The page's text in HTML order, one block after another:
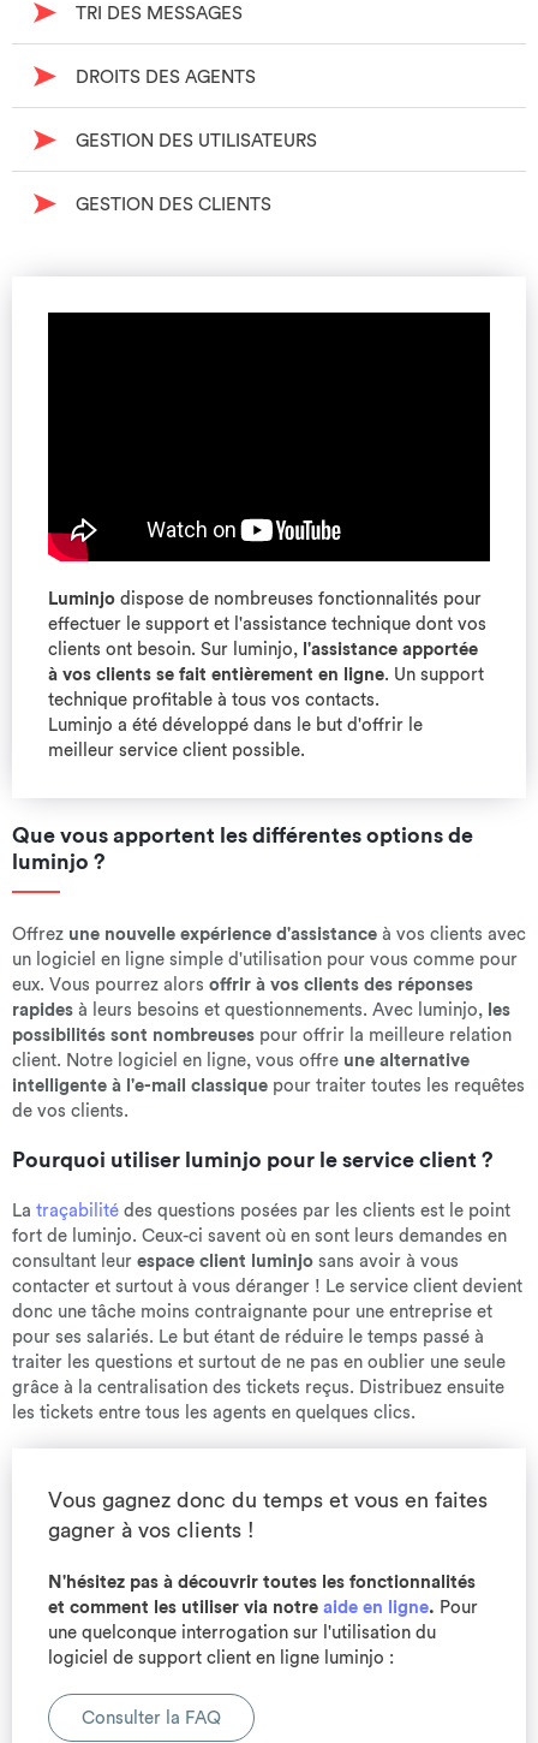
TRI DES MESSAGES
DROITS DES AGENTS
GESTION DES UTILISATEURS
GESTION DES CLIENTS
Luminjo dispose de nombreuses fonctionnalités pour
effectuer le support et l'assistance technique dont vos
clients ont besoin. Sur luminjo, l'assistance apportée
à vos clients se fait entièrement en ligne. Un support
technique profitable à tous vos contacts.
Luminjo a été développé dans le but d'offrir le
meilleur service client possible.
Que vous apportent les différentes options de
luminjo ?
Offrez une nouvelle expérience d'assistance à vos clients avec
un logiciel en ligne simple d'utilisation pour vous comme pour
eux. Vous pourrez alors offrir à vos clients des réponses
rapides à leurs besoins et questionnements. Avec luminjo, les
possibilités sont nombreuses pour offrir la meilleure relation
client. Notre logiciel en ligne, vous offre une alternative
intelligente à l'e-mail classique pour traiter toutes les requêtes
de vos clients.
Pourquoi utiliser luminjo pour le service client ?
La traçabilité des questions posées par les clients est le point
fort de luminjo. Ceux-ci savent où en sont leurs demandes en
consultant leur espace client luminjo sans avoir à vous
contacter et surtout à vous déranger ! Le service client devient
donc une tâche moins contraignante pour une entreprise et
pour ses salariés. Le but étant de réduire le temps passé à
traiter les questions et surtout de ne pas en oublier une seule
grâce à la centralisation des tickets reçus. Distribuez ensuite
les tickets entre tous les agents en quelques clics.
Vous gagnez donc du temps et vous en faites
gagner à vos clients !
N'hésitez pas à découvrir toutes les fonctionnalités
et comment les utiliser via notre aide en ligne. Pour
une quelconque interrogation sur l'utilisation du
logiciel de support client en ligne luminjo :
Consulter la FAQ